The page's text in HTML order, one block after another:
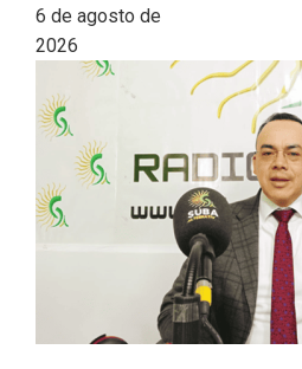
6 de agosto de
2026